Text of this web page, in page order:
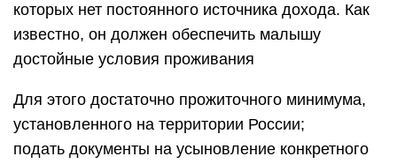
которых нет постоянного источника дохода. Как
известно, он должен обеспечить малышу
достойные условия проживания
Для этого достаточно прожиточного минимума,
установленного на территории России;
подать документы на усыновление конкретного